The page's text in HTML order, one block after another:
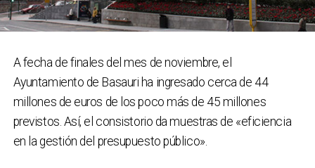
A fecha de finales del mes de noviembre, el
Ayuntamiento de Basauri ha ingresado cerca de 44
millones de euros de los poco más de 45 millones
previstos. Así, el consistorio da muestras de «eficiencia
en la gestión del presupuesto público».